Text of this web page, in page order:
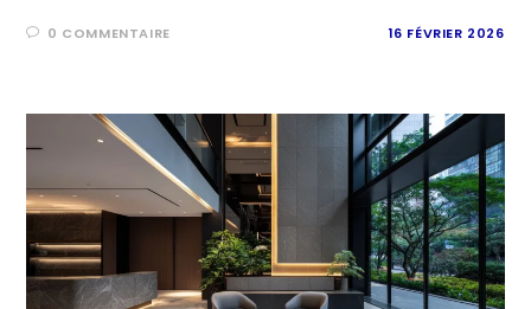
0 COMMENTAIRE 16 FÉVRIER 2026